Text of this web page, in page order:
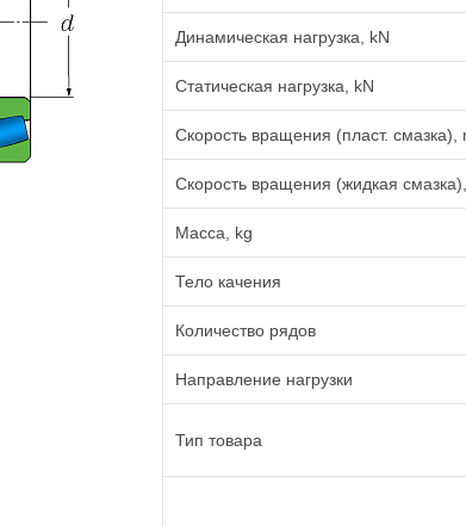
Динамическая нагрузка, kN
Статическая нагрузка, kN
Скорость вращения (пласт. смазка),
Скорость вращения (жидкая
Масса, kg
Тело качения
Количество рядов
Направление нагрузки
Тип товара